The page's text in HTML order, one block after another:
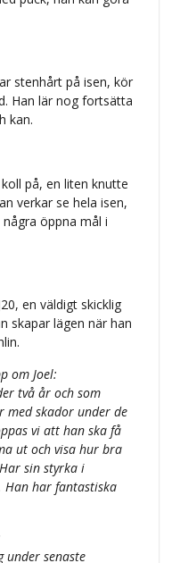
stenhårt på isen, kör
Han lär nog fortsätta
kan.
på, en liten knutte
verkar se hela isen,
öppna mål i
en väldigt skicklig
skapar lägen när han
om Joel:
två år och som
skador under de
vi att han ska få
ut och visa hur bra
sin styrka i
Han har fantastiska
under senaste